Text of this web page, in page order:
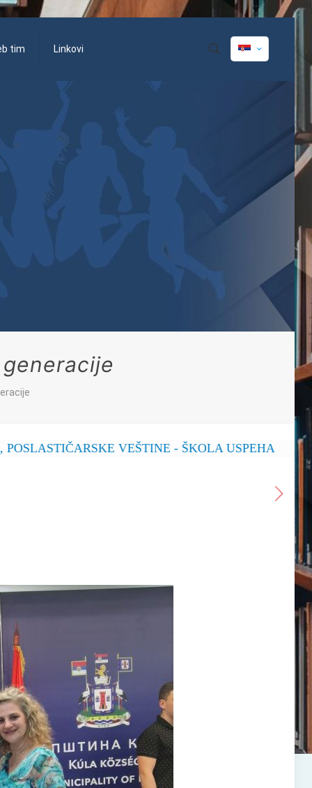
tim Linkovi
VEŠTINE - ŠKOLA USPEHA